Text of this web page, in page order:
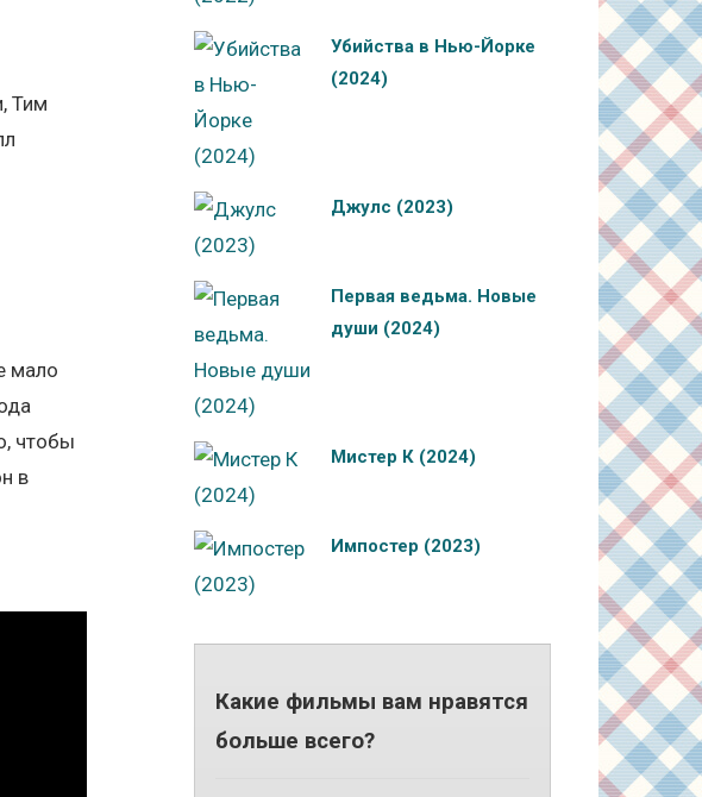
Тим
мало
чтобы
в
Убийства в Нью-Йорке
(2024)
Джулс (2023)
Первая ведьма. Новые
души (2024)
Мистер К (2024)
Импостер (2023)
Какие фильмы вам нравятся
больше всего?